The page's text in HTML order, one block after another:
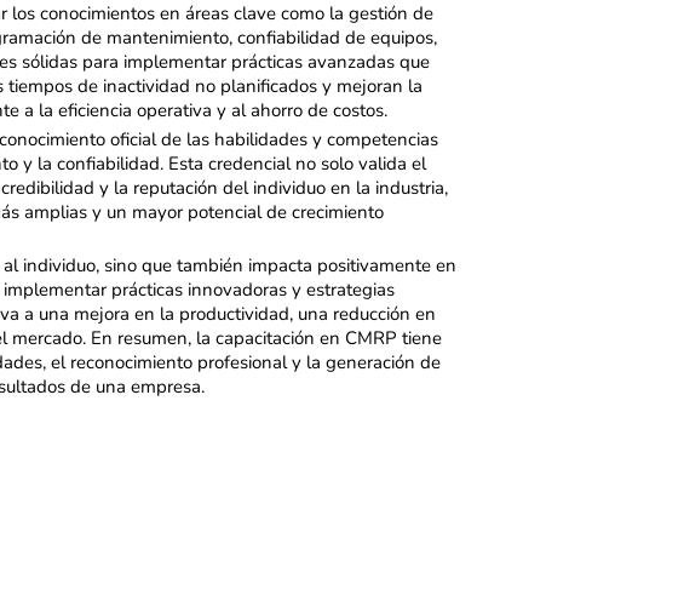
los conocimientos en áreas clave como la gestión de
de mantenimiento, confiabilidad de equipos,
sólidas para implementar prácticas avanzadas que
de inactividad no planificados y mejoran la
a la eficiencia operativa y al ahorro de costos.
oficial de las habilidades y competencias
y la confiabilidad. Esta credencial no solo valida el
y la reputación del individuo en la industria,
amplias y un mayor potencial de crecimiento
individuo, sino que también impacta positivamente en
prácticas innovadoras y estrategias
a una mejora en la productividad, una reducción en
En resumen, la capacitación en CMRP tiene
el reconocimiento profesional y la generación de
de una empresa.